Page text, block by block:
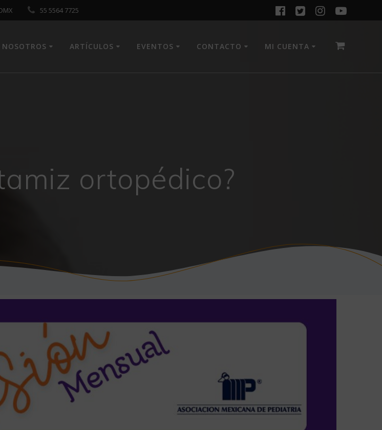
55 5564 7725
NOSOTROS ARTÍCULOS EVENTOS CONTACTO MI CUENTA
ortopédico?